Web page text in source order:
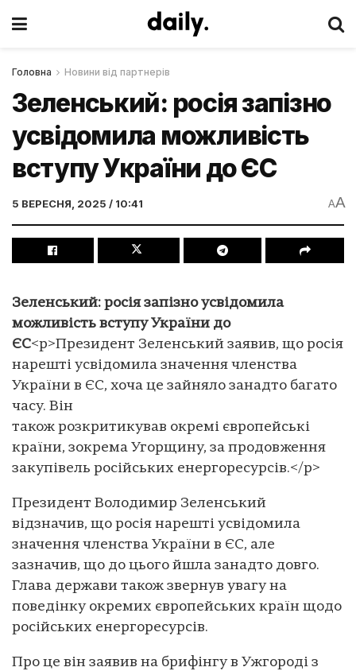
Головна Новини від партнерів
Зеленський: росія запізно
усвідомила можливість
вступу України до ЄС
5 ВЕРЕСНЯ, 2025 / 10:41 AA
Зеленський: росія запізно усвідомила
можливість вступу України до
ЄС<p>Президент Зеленський заявив, що росія
нарешті усвідомила значення членства
України в ЄС, хоча це зайняло занадто багато
часу. Він
також розкритикував окремі європейські
країни, зокрема Угорщину, за продовження
закупівель російських енергоресурсів.</p>
Президент Володимир Зеленський
відзначив, що росія нарешті усвідомила
значення членства України в ЄС, але
зазначив, що до цього йшла занадто довго.
Глава держави також звернув увагу на
поведінку окремих європейських країн щодо
російських енергоресурсів.
Про це він заявив на брифінгу в Ужгороді з